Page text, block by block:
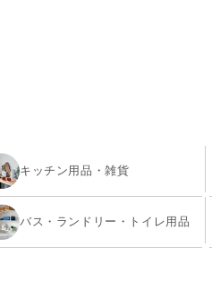
キッチン用品・雑貨
バス・ランドリー・トイレ用品